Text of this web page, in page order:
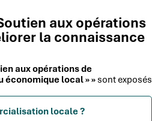
aux opérations
la connaissance
aux opérations de
local » » sont exposés
locale ?